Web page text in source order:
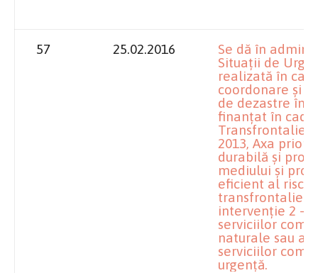
57 25.02.2016
Se dă în
Situații de
realizată în
coordonare și
de dezastre în
finanțat în
2013, Axa
durabilă și
mediului și
eficient al
intervenție 2 –
serviciilor
naturale sau a
serviciilor
urgență.